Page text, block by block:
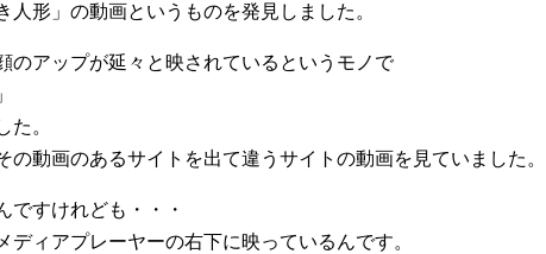
人形」の動画というものを発見しました。
のアップが延々と映されているというモノで
た。
の動画のあるサイトを出て違うサイトの動画を見ていました。
ですけれども・・・
ィアプレーヤーの右下に映っているんです。